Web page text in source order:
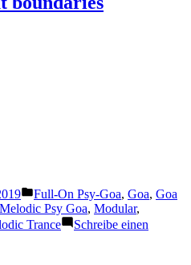
Veröffentlicht
unter
Full-On Psy-Goa, Goa, Goa
Melodic Psy Goa, Modular,
Trance
Schreibe einen